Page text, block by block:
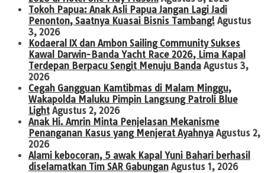
Tokoh Papua: Anak Asli Papua Jangan Lagi Jadi
Penonton, Saatnya Kuasai Bisnis Tambang! Agustus
3, 2026
Kodaeral IX dan Ambon Sailing Community Sukses
Kawal Darwin-Banda Yacht Race 2026, Lima Kapal
Terdepan Berpacu Sengit Menuju Banda Agustus 3,
2026
Cegah Gangguan Kamtibmas di Malam Minggu,
Wakapolda Maluku Pimpin Langsung Patroli Blue
Light Agustus 2, 2026
Anak Hi. Amrin Minta Penjelasan Mekanisme
Penanganan Kasus yang Menjerat Ayahnya Agustus 2,
2026
Alami kebocoran, 5 awak Kapal Yuni Bahari berhasil
diselamatkan Tim SAR Gabungan Agustus 1, 2026